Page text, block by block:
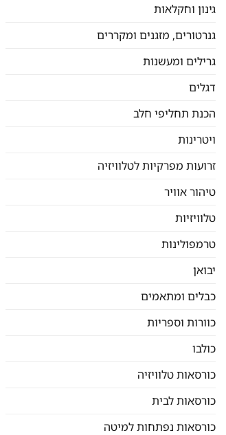
גינון וחקלאות
גנרטורים, מזגנים ומקררים
גרילים ומעשנות
דגלים
הכנת תחליפי חלב
ויטרינות
זרועות מפרקיות לטלוויזיה
טיהור אוויר
טלוויזיות
טרמפולינות
יבואן
כבלים ומתאמים
כוורות וספריות
כולבו
כורסאות טלוויזיה
כורסאות לבית
כורסאות נפתחות למיטה